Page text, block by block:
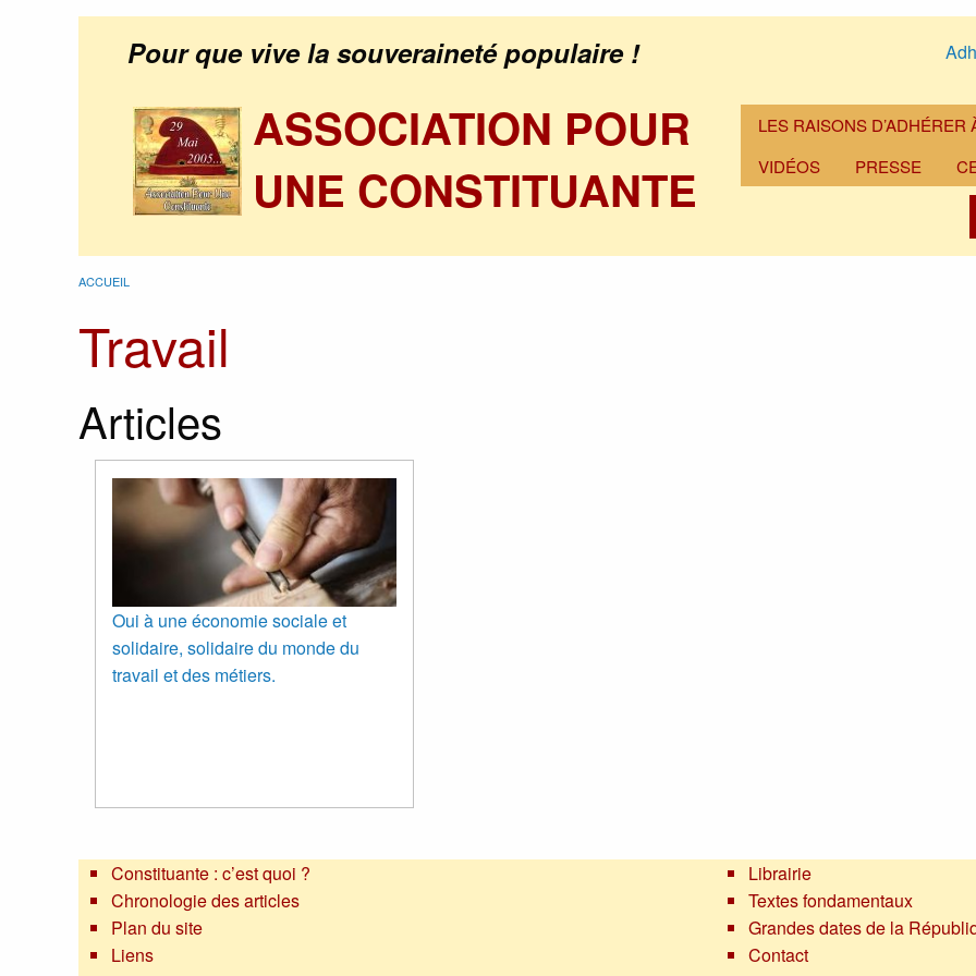
Pour que vive la souveraineté populaire !
ASSOCIATION POUR
UNE CONSTITUANTE
LES RAISONS D’ADHÉRER
VIDÉOS
PRESSE
ACCUEIL
Travail
Articles
Oui à une économie sociale et
solidaire, solidaire du monde du
travail et des métiers.
Constituante : c’est quoi ?
Chronologie des articles
Plan du site
Liens
Librairie
Textes fondamentaux
Grandes dates de la
Contact